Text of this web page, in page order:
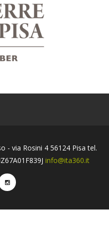
- via Rosini 4 56124 Pisa tel.
info@ita360.it